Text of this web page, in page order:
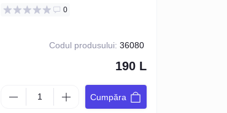
0
Codul produsului: 36080
190 L
Cumpăra